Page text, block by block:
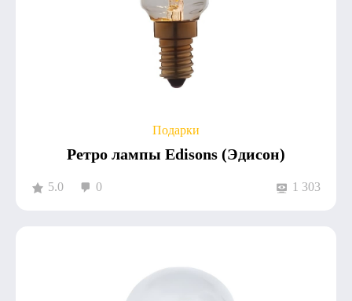
Подарки
Ретро лампы Edisons (Эдисон)
5.0 0 1 303